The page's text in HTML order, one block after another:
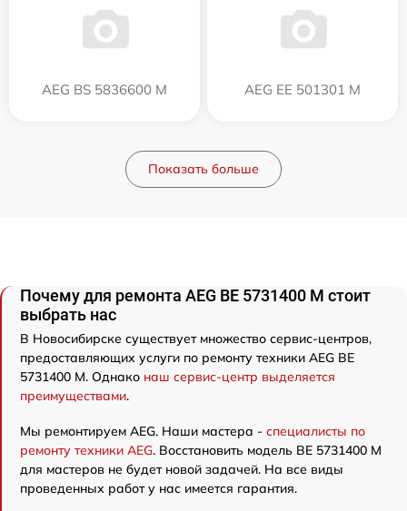
AEG BS 5836600 M AEG EE 501301 M
Показать больше
Почему для ремонта AEG BE 5731400 M стоит
выбрать нас
В Новосибирске существует множество сервис-центров,
предоставляющих услуги по ремонту техники AEG BE
5731400 M. Однако наш сервис-центр выделяется
преимуществами.
Мы ремонтируем AEG. Наши мастера - специалисты по
ремонту техники AEG. Восстановить модель BE 5731400 M
для мастеров не будет новой задачей. На все виды
проведенных работ у нас имеется гарантия.